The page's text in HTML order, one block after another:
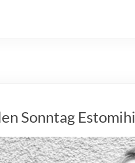
Sonntag Estomihi